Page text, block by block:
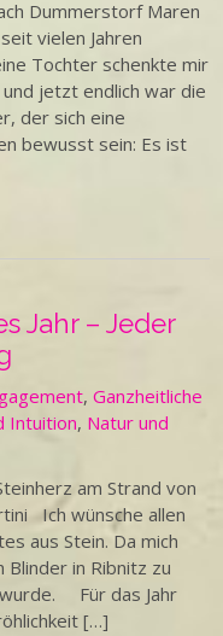
Dummerstorf Maren
vielen Jahren
Tochter schenkte mir
jetzt endlich war die
der sich eine
bewusst sein: Es ist
Jahr – Jeder
,Ganzheitliche
Intuition, Natur und
am Strand von
Ich wünsche allen
aus Stein. Da mich
in Ribnitz zu
wurde. Für das Jahr
[…]